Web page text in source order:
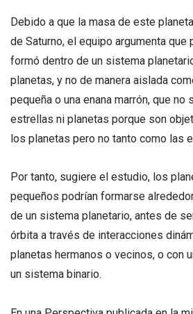
Debido a que la masa de este
de Saturno, el equipo argumenta
formó dentro de un sistema
planetas, y no de manera aislada
pequeña o una enana marrón, que no
estrellas ni planetas porque son
los planetas pero no tanto como las
Por tanto, sugiere el estudio, los
pequeños podrían formarse
de un sistema planetario, antes de
órbita a través de interacciones
planetas hermanos o vecinos, o con
un sistema binario.